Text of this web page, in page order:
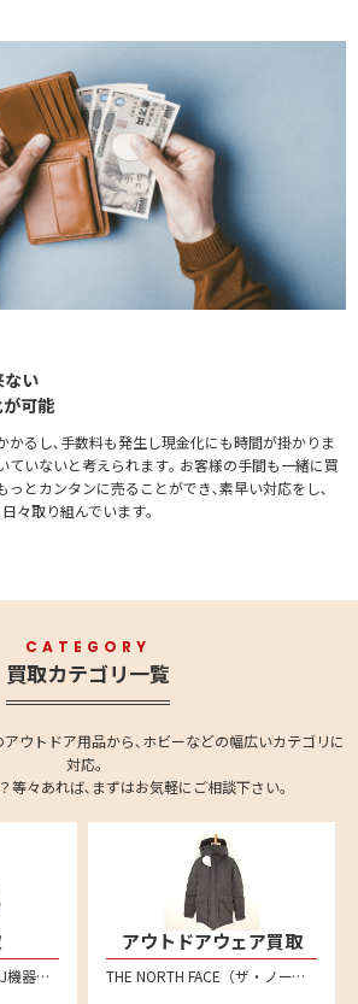
ない
可能
かるし､手数料も発生し現金化にも時間が掛かりま
ていないと考えられます｡ お客様の手間も一緒に買
っとカンタンに売ることができ､素早い対応をし､
々取り組んでいます｡
CATEGORY
買取カテゴリ一覧
ウトドア用品から､ホビーなどの幅広いカテゴリに
対応。
等々あれば､まずはお気軽にご相談下さい。
オーディオ機器全般やDJ機器の買取強化中です。全国対応の宅配買取で、不要になったオーディオ機器をお売りください。 ターンテーブル、DJコントローラー、インターフェイス、CDJ、DJミキサー、DJエフェクター、シーケンサー、サンプラー、ヘッドホンやバイナル、MIDIコントローラーなども買い取りいたしております。
アウトドアウェア買取
THE NORTH FACE（ザ・ノース・フェイス）、 Patagonia（パタゴニア）、Columbia（コロンビア）、mont-bell（モンベル）、アークテリクス、スノーピーク、ナンガ、ACRONYM(アクロニウム)といった人気メーカー品を売るならリムーブへ。特にダウンジャケットなどを中心に買取強化中！